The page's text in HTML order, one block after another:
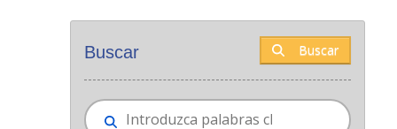
Buscar Buscar